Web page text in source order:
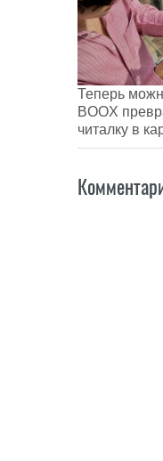
Теперь
BOOX
читалку в